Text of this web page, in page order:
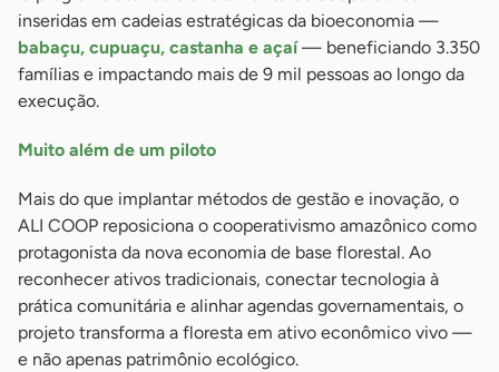
inseridas em cadeias estratégicas da bioeconomia —
babaçu, cupuaçu, castanha e açaí— beneficiando 3.350
famílias e impactando mais de 9 mil pessoas ao longo da
execução.
Muito além de um piloto
Mais do que implantar métodos de gestão e inovação, o
ALI COOP reposiciona o cooperativismo amazônico como
protagonista da nova economia de base florestal. Ao
reconhecer ativos tradicionais, conectar tecnologia à
prática comunitária e alinhar agendas governamentais, o
projeto transforma a floresta em ativo econômico vivo —
e não apenas patrimônio ecológico.